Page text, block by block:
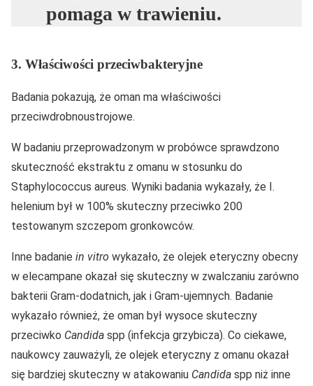
pomaga w trawieniu.
3. Właściwości przeciwbakteryjne
Badania pokazują, że oman ma właściwości
przeciwdrobnoustrojowe.
W badaniu przeprowadzonym w probówce sprawdzono
skuteczność ekstraktu z omanu w stosunku do
Staphylococcus aureus. Wyniki badania wykazały, że I.
helenium był w 100% skuteczny przeciwko 200
testowanym szczepom gronkowców.
Inne badanie in vitro wykazało, że olejek eteryczny obecny
w elecampane okazał się skuteczny w zwalczaniu zarówno
bakterii Gram-dodatnich, jak i Gram-ujemnych. Badanie
wykazało również, że oman był wysoce skuteczny
przeciwko Candida spp (infekcja grzybicza). Co ciekawe,
naukowcy zauważyli, że olejek eteryczny z omanu okazał
się bardziej skuteczny w atakowaniu Candida spp niż inne